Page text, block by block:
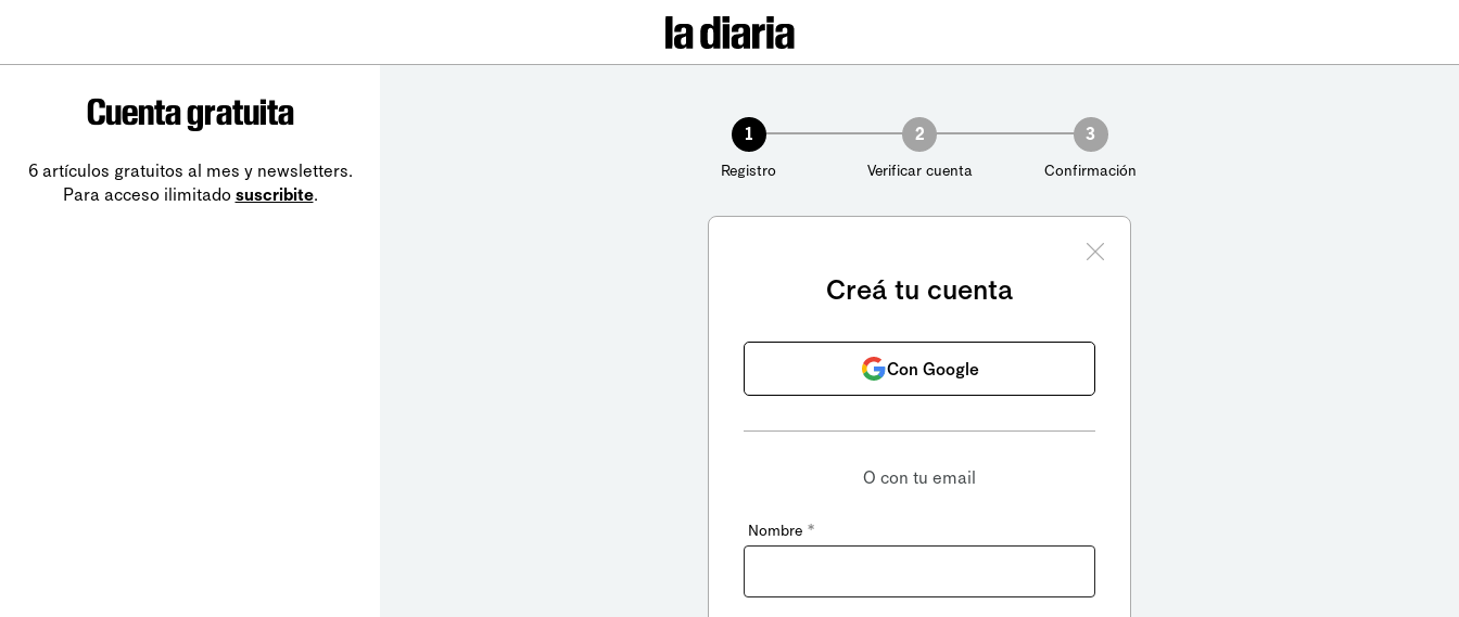
Cuenta gratuita
6 artículos gratuitos al mes y newsletters.
Para acceso ilimitado suscribite.
1
Registro
2
Verificar cuenta
3
Confirmación
Creá tu cuenta
Con Google
O con tu email
Nombre *